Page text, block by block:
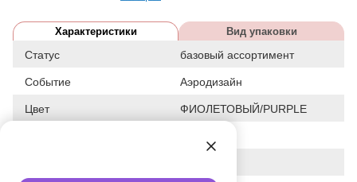
Характеристики Вид упаковки
Статус базовый ассортимент
Событие Аэродизайн
Цвет ФИОЛЕТОВЫЙ/PURPLE